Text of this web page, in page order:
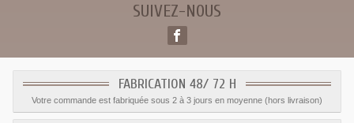
SUIVEZ-NOUS
FABRICATION 48/ 72 H
Votre commande est fabriquée sous 2 à 3 jours en moyenne (hors livraison)